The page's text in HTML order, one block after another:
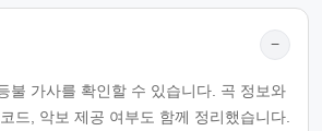
−
불 가사를 확인할 수 있습니다. 곡 정보와
드, 악보 제공 여부도 함께 정리했습니다.